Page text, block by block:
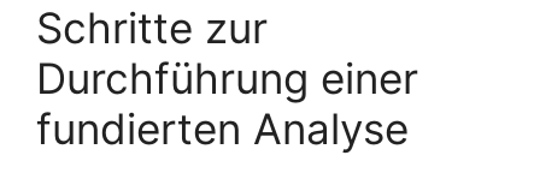
Schritte zur
Durchführung einer
fundierten Analyse